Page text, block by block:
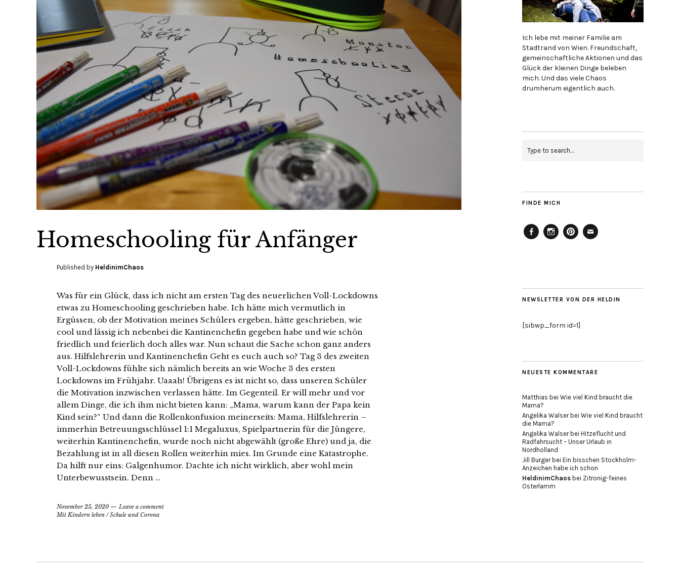
Homeschooling für Anfänger
Published by HeldinimChaos
Was für ein Glück, dass ich nicht am ersten Tag des neuerlichen Voll-Lockdowns
etwas zu Homeschooling geschrieben habe. Ich hätte mich vermutlich in
Ergüssen, ob der Motivation meines Schülers ergeben, hätte geschrieben, wie
cool und lässig ich nebenbei die Kantinenchefin gegeben habe und wie schön
friedlich und feierlich doch alles war. Nun schaut die Sache schon ganz anders
aus. Hilfslehrerin und Kantinenchefin Geht es euch auch so? Tag 3 des zweiten
Voll-Lockdowns fühlte sich nämlich bereits an wie Woche 3 des ersten
Lockdowns im Frühjahr. Uaaah! Übrigens es ist nicht so, dass unseren Schüler
die Motivation inzwischen verlassen hätte. Im Gegenteil. Er will mehr und vor
allem Dinge, die ich ihm nicht bieten kann: „Mama, warum kann der Papa kein
Kind sein?“ Und dann die Rollenkonfusion meinerseits: Mama, Hilfslehrerin –
immerhin Betreuungsschlüssel 1:1 Megaluxus, Spielpartnerin für die Jüngere,
weiterhin Kantinenchefin, wurde noch nicht abgewählt (große Ehre) und ja, die
Bezahlung ist in all diesen Rollen weiterhin mies. Im Grunde eine Katastrophe.
Da hilft nur eins: Galgenhumor. Dachte ich nicht wirklich, aber wohl mein
Unterbewusstsein. Denn …
November 25, 2020
Leave a comment
Mit Kindern leben /Schule und Corona
Ich lebe mit meiner Familie am
Stadtrand von Wien. Freundschaft,
gemeinschaftliche Aktionen und das
Glück der kleinen Dinge beleben
mich. Und das viele Chaos
drumherum eigentlich auch.
FINDE MICH
NEWSLETTER VON DER HELDIN
[sibwp_form id=1]
NEUESTE KOMMENTARE
Matthias bei Wie viel Kind braucht die
Mama?
Angelika Walserbei Wie viel Kind braucht
die Mama?
Angelika Walserbei Hitzeflucht und
Radfahrsucht – Unser Urlaub in
Nordholland
Jill Burgerbei Ein bisschen Stockholm-
Anzeichen habe ich schon
HeldinimChaos bei Zitronig-feines
Osterlamm